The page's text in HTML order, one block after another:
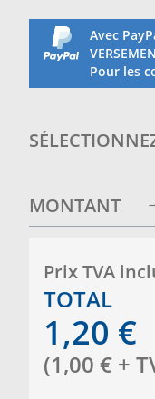
Avec
Pour les
MONTANT
Prix ​​TVA
TOTAL
1,20 €
(1,00 € +